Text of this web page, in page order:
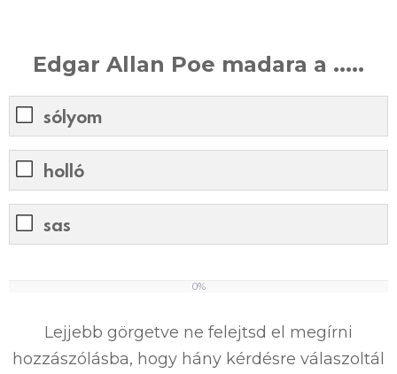
Edgar Allan Poe madara a .....
sólyom
holló
sas
0%
Lejjebb görgetve ne felejtsd el megírni
hozzászólásba, hogy hány kérdésre válaszoltál